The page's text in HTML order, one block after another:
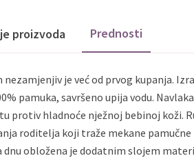
proizvoda Prednosti
je već od prvog kupanja.
pamuka, savršeno upija vodu.
protiv hladnoće nježnoj bebinoj koži.
roditelja koji traže mekane pamučne
dnu obložena je dodatnim slojem